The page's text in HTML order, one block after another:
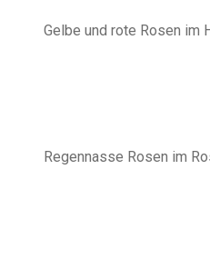
Gelbe und rote Rosen im
Regennasse Rosen im